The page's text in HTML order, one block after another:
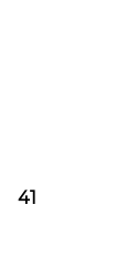
41